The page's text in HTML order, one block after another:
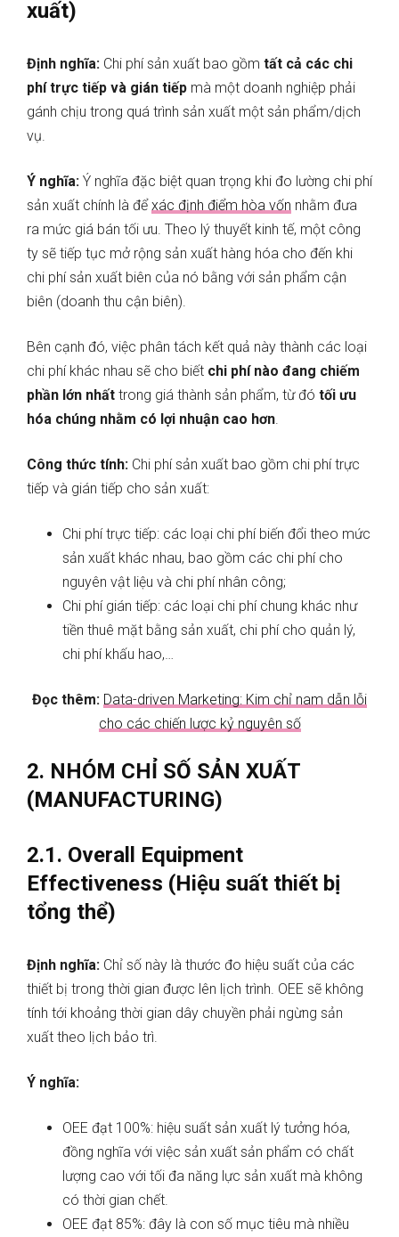
xuất)
Định nghĩa: Chi phí sản xuất bao gồm tất cả các chi
phí trực tiếp và gián tiếp mà một doanh nghiệp phải
gánh chịu trong quá trình sản xuất một sản phẩm/dịch
vụ.
Ý nghĩa: Ý nghĩa đặc biệt quan trọng khi đo lường chi phí
sản xuất chính là đểxác định điểm hòa vốn nhằm đưa
ra mức giá bán tối ưu. Theo lý thuyết kinh tế, một công
ty sẽ tiếp tục mở rộng sản xuất hàng hóa cho đến khi
chi phí sản xuất biên của nó bằng với sản phẩm cận
biên (doanh thu cận biên).
Bên cạnh đó, việc phân tách kết quả này thành các loại
chi phí khác nhau sẽ cho biết chi phí nào đang chiếm
phần lớn nhất trong giá thành sản phẩm, từ đó tối ưu
hóa chúng nhằm có lợi nhuận cao hơn.
Công thức tính: Chi phí sản xuất bao gồm chi phí trực
tiếp và gián tiếp cho sản xuất:
Chi phí trực tiếp: các loại chi phí biến đổi theo mức
sản xuất khác nhau, bao gồm các chi phí cho
nguyên vật liệu và chi phí nhân công;
Chi phí gián tiếp: các loại chi phí chung khác như
tiền thuê mặt bằng sản xuất, chi phí cho quản lý,
chi phí khấu hao,…
Đọc thêm: Data-driven Marketing: Kim chỉ nam dẫn lỗi
cho các chiến lược kỷ nguyên số
2. NHÓM CHỈ SỐ SẢN XUẤT
(MANUFACTURING)
2.1. Overall Equipment
Effectiveness (Hiệu suất thiết bị
tổng thể)
Định nghĩa: Chỉ số này là thước đo hiệu suất của các
thiết bị trong thời gian được lên lịch trình. OEE sẽ không
tính tới khoảng thời gian dây chuyền phải ngừng sản
xuất theo lịch bảo trì.
Ý nghĩa:
OEE đạt 100%: hiệu suất sản xuất lý tưởng hóa,
đồng nghĩa với việc sản xuất sản phẩm có chất
lượng cao với tối đa năng lực sản xuất mà không
có thời gian chết.
OEE đạt 85%: đây là con số mục tiêu mà nhiều